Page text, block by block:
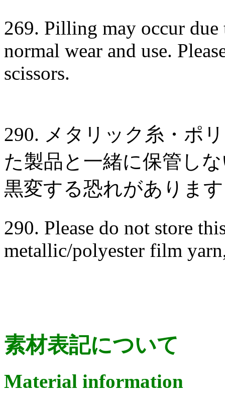
269. Pilling may occur
normal wear and use.
scissors.
290. メタリック糸・ポ
た製品と一緒に保管し
黒変する恐れがありま
290. Please do not store
metallic/polyester film
素材表記について
Material information